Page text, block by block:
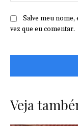
Salve meu nome,
vez que eu comentar.
Veja